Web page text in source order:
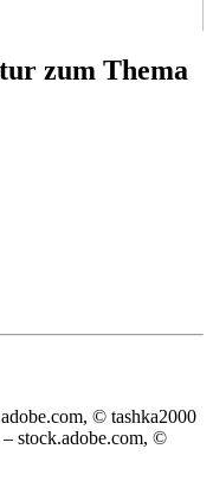
zum Thema
© tashka2000
stock.adobe.com, ©